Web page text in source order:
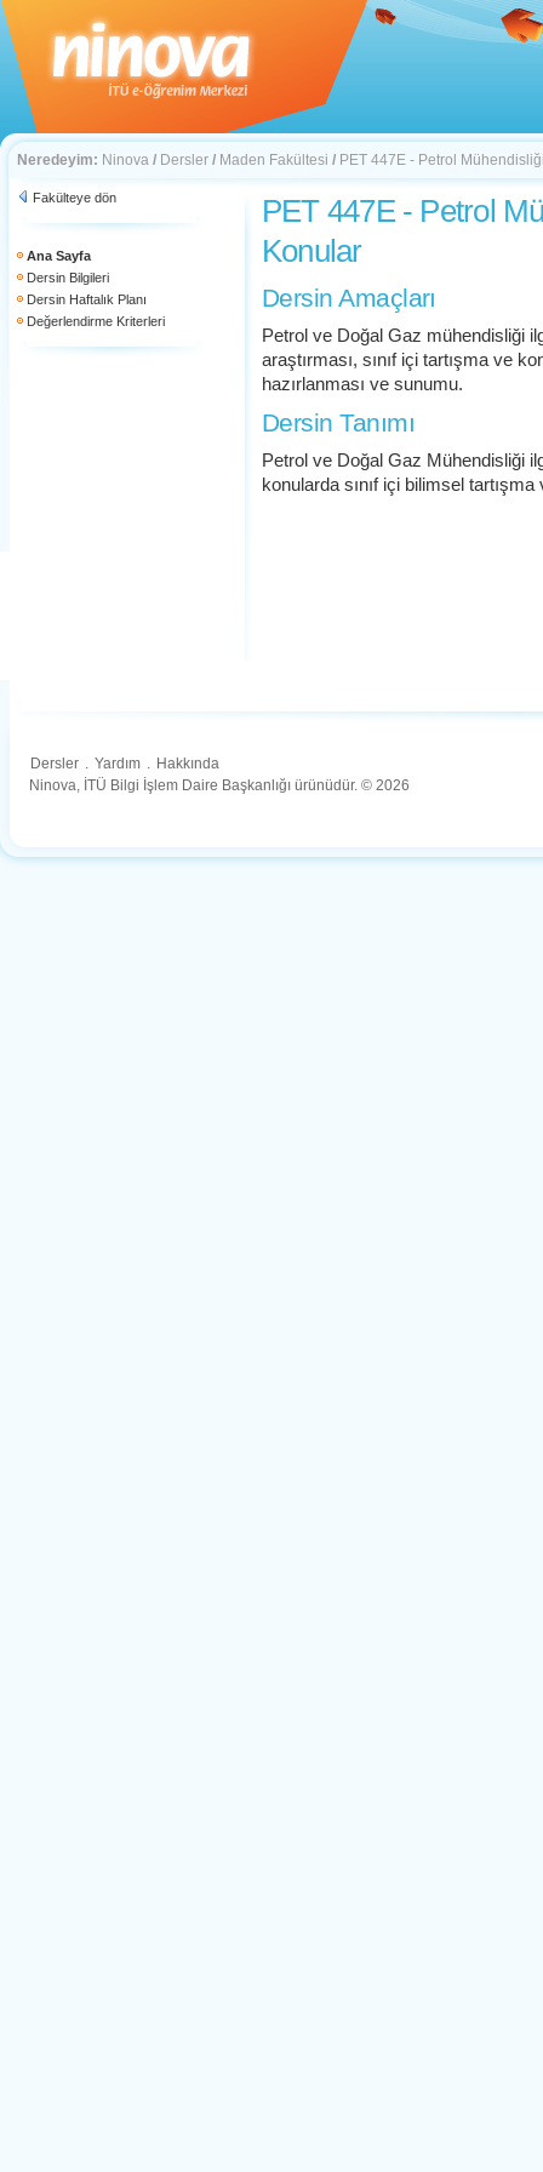
Neredeyim: Ninova / Dersler / Maden Fakültesi / PET 447E - Petrol
Fakülteye dön
Ana Sayfa
Dersin Bilgileri
Dersin Haftalık Planı
Değerlendirme Kriterleri
PET 447E - Petrol
Konular
Dersin Amaçları
Petrol ve Doğal Gaz mühendisliği
araştırması, sınıf içi tartışma ve
hazırlanması ve sunumu.
Dersin Tanımı
Petrol ve Doğal Gaz Mühendisliği
konularda sınıf içi bilimsel
Dersler . Yardım . Hakkında
Ninova, İTÜ Bilgi İşlem Daire Başkanlığı ürünüdür. © 2026